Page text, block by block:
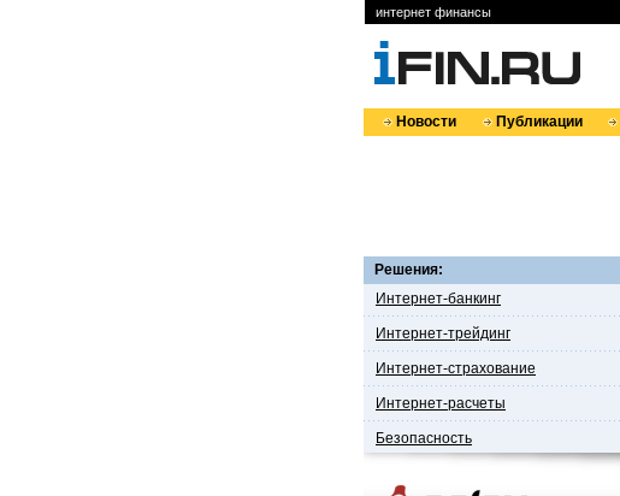
интернет финансы
Новости Публикации
Решения:
Интернет-банкинг
Интернет-трейдинг
Интернет-страхование
Интернет-расчеты
Безопасность